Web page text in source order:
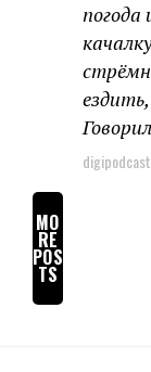
погода
digipodcast
MO
RE
POS
TS